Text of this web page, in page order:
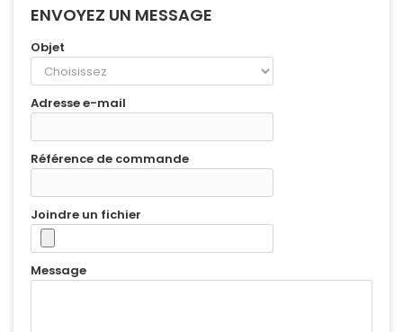
ENVOYEZ UN MESSAGE
Objet
Adresse e-mail
Référence de commande
Joindre un fichier
Message